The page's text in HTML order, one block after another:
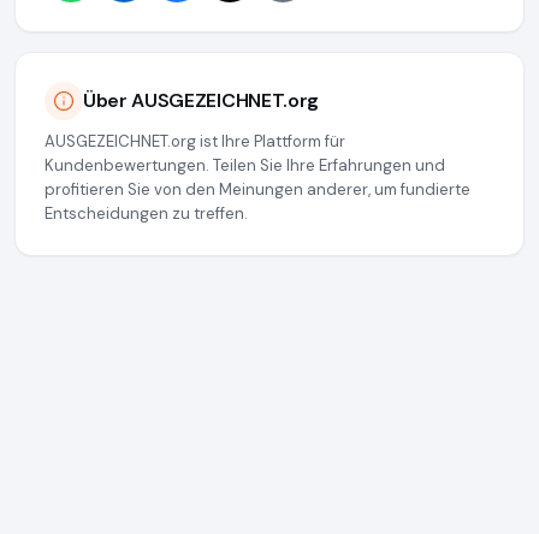
Über AUSGEZEICHNET.org
AUSGEZEICHNET.org ist Ihre Plattform für
Kundenbewertungen. Teilen Sie Ihre Erfahrungen und
profitieren Sie von den Meinungen anderer, um fundierte
Entscheidungen zu treffen.